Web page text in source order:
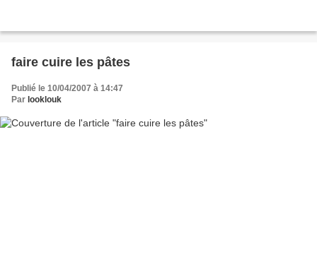
faire cuire les pâtes
Publié le 10/04/2007 à 14:47
Par looklouk